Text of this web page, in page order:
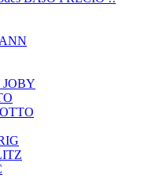
JOBY